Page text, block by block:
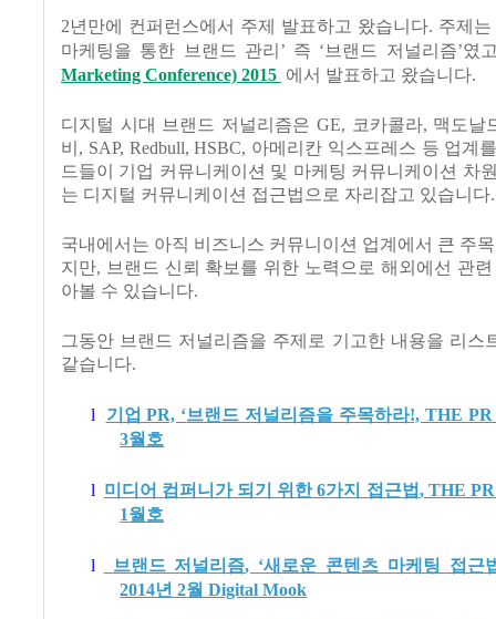
2년만에 컨퍼런스에서 주제 발표하고 왔습니다. 주제는
마케팅을 통한 브랜드 관리 ’ 즉 ‘브랜드 저널리즘’였
Marketing Conference) 2015 에서 발표하고 왔습니다.
디지털 시대 브랜드 저널리즘은 GE, 코카콜라, 맥도날
비 , SAP, Redbull, HSBC, 아메리칸 익스프레스 등 업계
드들이 기업 커뮤니케이션 및 마케팅 커뮤니케이션 차
는 디지털 커뮤니케이션 접근법으로 자리잡고 있습니다.
국내에서는 아직 비즈니스 커뮤니이션 업계에서 큰 주
지만, 브랜드 신뢰 확보를 위한 노력으로 해외에선 관
아볼 수 있습니다.
그동안 브랜드 저널리즘을 주제로 기고한 내용을 리스
같습니다.
l 기업 PR, ‘브랜드 저널리즘을 주목하라!, THE
3월호
l 미디어 컴퍼니가 되기 위한6가지 접근법, THE
1월호
l 브랜드 저널리즘, ‘새로운 콘텐츠 마케팅 접근
2014년 2월 Digital Mook